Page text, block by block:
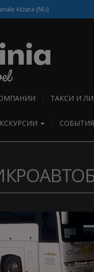
Atzara (NU)
ТАКСИ И
СОБЫТИЯ